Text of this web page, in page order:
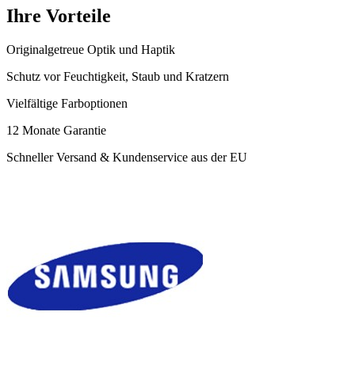
Ihre Vorteile
Originalgetreue Optik und Haptik
Schutz vor Feuchtigkeit, Staub und Kratzern
Vielfältige Farboptionen
12 Monate Garantie
Schneller Versand & Kundenservice aus der EU